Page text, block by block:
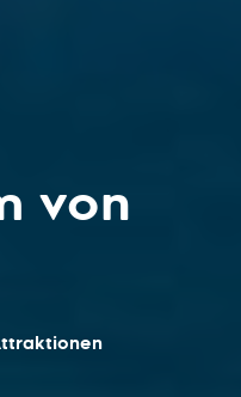
von